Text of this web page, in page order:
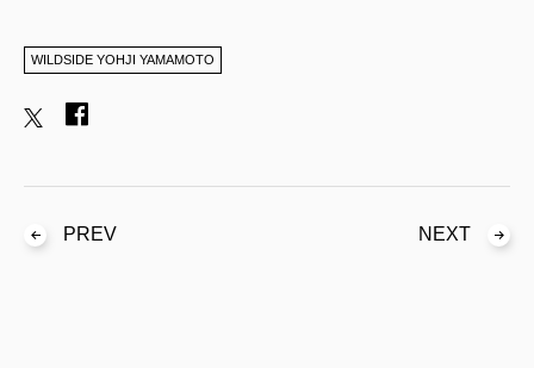
WILDSIDE YOHJI YAMAMOTO
PREV NEXT